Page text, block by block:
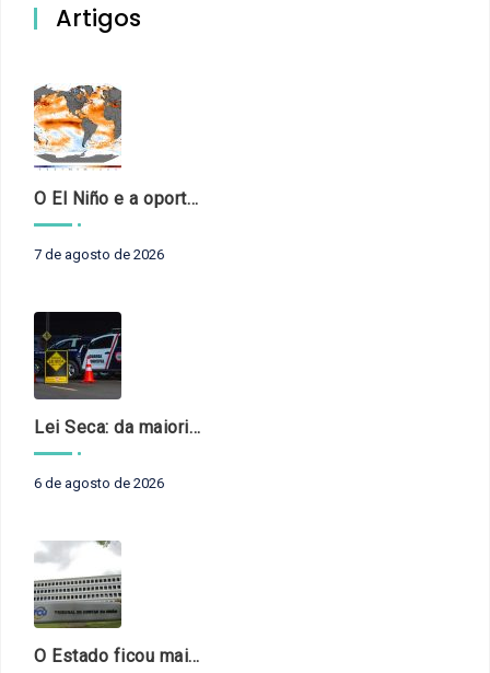
Artigos
O El Niño e a oportunidade de fortalecer o controle externo das políticas climáticas
7 de agosto de 2026
Lei Seca: da maioridade à maturidade
6 de agosto de 2026
O Estado ficou mais complexo. O controle precisa acompanhar